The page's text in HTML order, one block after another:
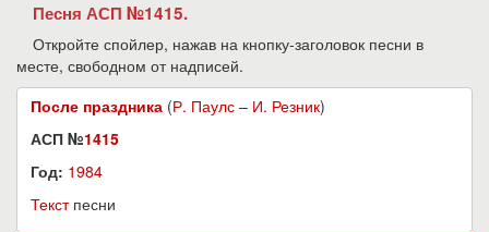
Песня АСП №1415.
Откройте спойлер, нажав на кнопку-заголовок песни в
месте, свободном от надписей.
После праздника (Р. Паулс – И. Резник)
АСП №1415
Год: 1984
Текстпесни